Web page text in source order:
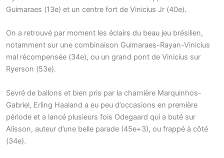
Guimaraes (13e) et un centre fort de Vinicius Jr (40e).
On a retrouvé par moment les éclairs du beau jeu brésilien,
notamment sur une combinaison Guimaraes-Rayan-Vinicius
mal récompensée (34e), ou un grand pont de Vinicius sur
Ryerson (53e).
Sevré de ballons et bien pris par la charnière Marquinhos-
Gabriel, Erling Haaland a eu peu d’occasions en première
période et a lancé plusieurs fois Odegaard qui a buté sur
Alisson, auteur d’une belle parade (45e+3), ou frappé à côté
(34e).